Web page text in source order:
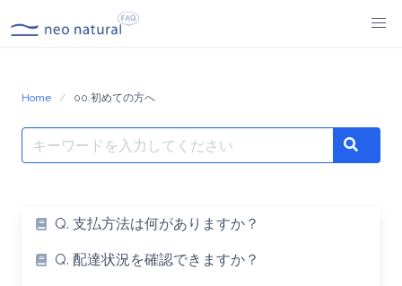
to
Home 00.初めての方へ
Search
for:
Search
Q. 支払方法は何がありますか？
Q. 配達状況を確認できますか？